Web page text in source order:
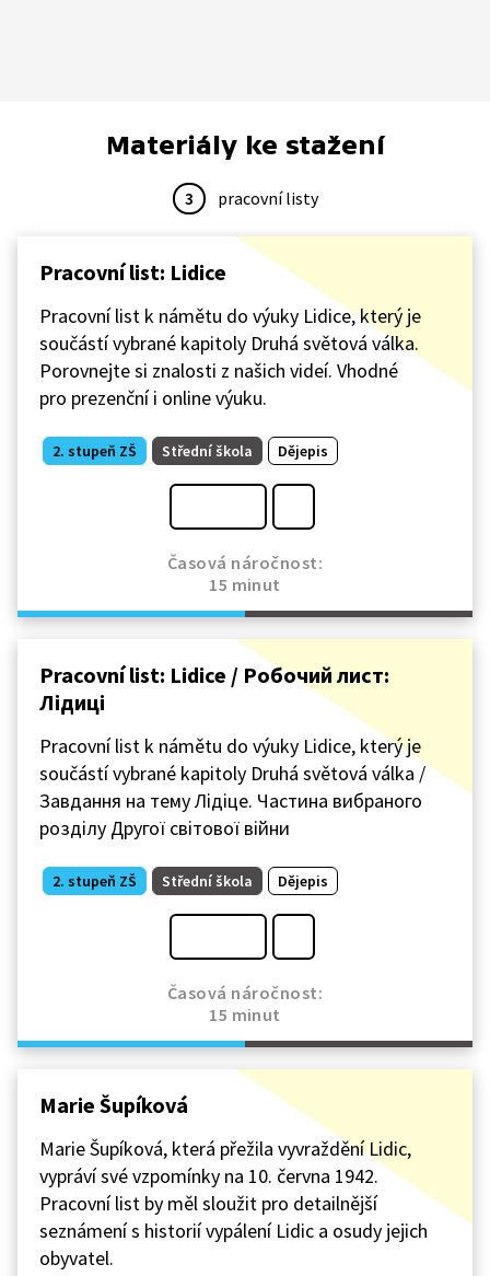
Materiály ke stažení
3 pracovní listy
Pracovní list: Lidice
Pracovní list k námětu do výuky Lidice, který je
součástí vybrané kapitoly Druhá světová válka.
Porovnejte si znalosti z našich videí. Vhodné
pro prezenční i online výuku.
2. stupeň ZŠ Střední škola Dějepis
Časová náročnost:
15 minut
Pracovní list: Lidice / Робочий лист:
Лідиці
Pracovní list k námětu do výuky Lidice, který je
součástí vybrané kapitoly Druhá světová válka /
Завдання на тему Лідіце. Частина вибраного
розділу Другої світової війни
2. stupeň ZŠ Střední škola Dějepis
Časová náročnost:
15 minut
Marie Šupíková
Marie Šupíková, která přežila vyvraždění Lidic,
vypráví své vzpomínky na 10. června 1942.
Pracovní list by měl sloužit pro detailnější
seznámení s historií vypálení Lidic a osudy jejich
obyvatel.